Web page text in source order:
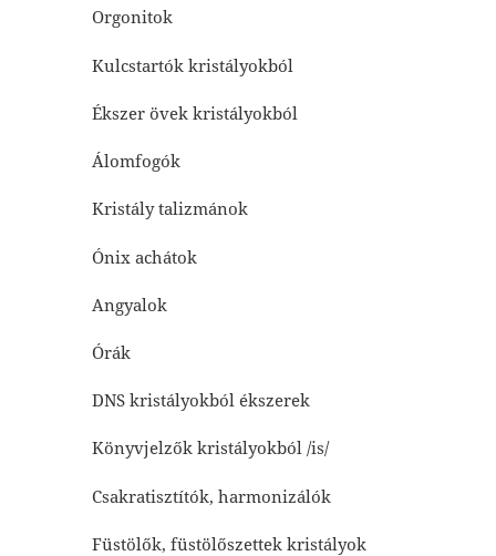
Orgonitok
Kulcstartók kristályokból
Ékszer övek kristályokból
Álomfogók
Kristály talizmánok
Ónix achátok
Angyalok
Órák
DNS kristályokból ékszerek
Könyvjelzők kristályokból /is/
Csakratisztítók, harmonizálók
Füstölők, füstölőszettek kristályok